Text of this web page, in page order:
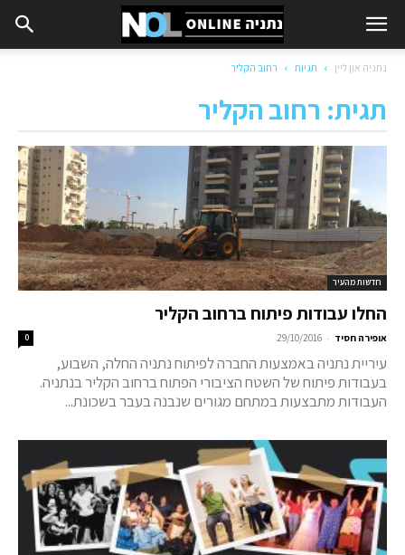
נתניה און ליין תגיות רחוב הקליר
תגית: רחוב הקליר
חדשות מהעיר
החלו עבודות פיתוח ברחוב הקליר
אופירה חסיד -
29/10/2016
0
עיריית נתניה באמצעות החברה לפיתוח נתניה החלה, השבוע,
בעבודות פיתוח של השטח הציבורי הפתוח ברחוב הקליר בנתניה.
העבודות מתבצעות במתחם מגורים שנבנה בעבר בשכונת...